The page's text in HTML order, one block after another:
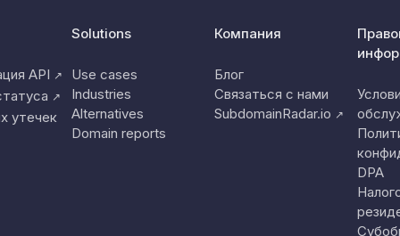
API ↗
↗
утечек
Solutions
Use cases
Industries
Alternatives
Domain reports
Компания
Блог
Связаться с нами
SubdomainRadar.io ↗
DPA